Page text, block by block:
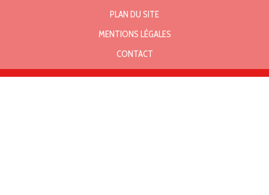
PLAN DU SITE
MENTIONS LÉGALES
CONTACT